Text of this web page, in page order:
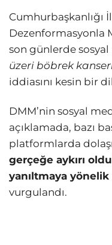
Cumhurbaşkanlığı
Dezenformasyonla
son günlerde sosyal
üzeri böbrek
iddiasını kesin bir
DMM’nin sosyal
açıklamada, bazı
platformlarda
gerçeğe aykırı
yanıltmaya
vurgulandı.